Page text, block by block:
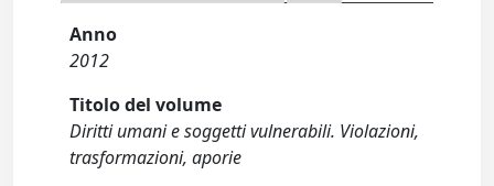
Anno
2012
Titolo del volume
Diritti umani e soggetti vulnerabili. Violazioni,
trasformazioni, aporie